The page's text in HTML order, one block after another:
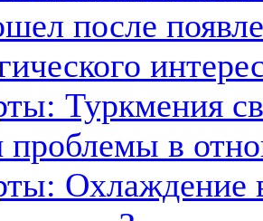
после
Туркмения
проблемы в
Охлаждение